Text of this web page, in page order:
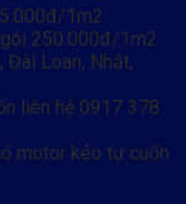
1m2
250.000đ/1m2
Đài Loan, Nhật,
liên hệ 0917 378
motor kéo tự cuốn